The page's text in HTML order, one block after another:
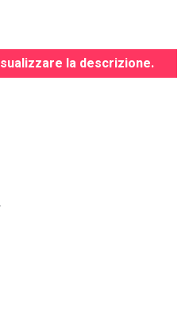
la descrizione.